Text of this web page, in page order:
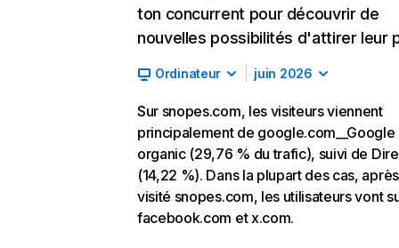
ton concurrent pour découvrir de
nouvelles possibilités d'attirer leur
Ordinateur juin 2026
Sur snopes.com, les visiteurs viennent
principalement de google.com__Google
organic (29,76 % du trafic), suivi de
(14,22 %). Dans la plupart des cas,
visité snopes.com, les utilisateurs vont
facebook.com et x.com.